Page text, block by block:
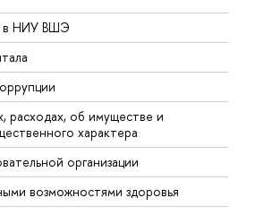
в НИУ ВШЭ
расходах, об имуществе и
характера
организации
возможностями здоровья